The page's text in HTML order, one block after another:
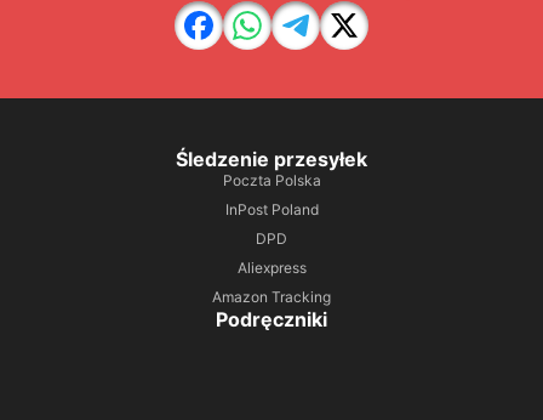
Śledzenie przesyłek
Poczta Polska
InPost Poland
DPD
Aliexpress
Amazon Tracking
Podręczniki